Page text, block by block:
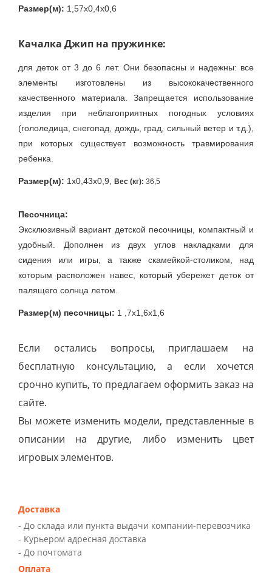
Размер(м): 1,57х0,4х0,6
Качалка Джип на пружинке:
для деток от 3 до 6 лет. Они безопасны и надежны: все
элементы изготовлены из высококачественного
качественного материала. Запрещается использование
изделия при неблагоприятных погодных условиях
(гололедица, снегопад, дождь, град, сильный ветер и т.д.),
при которых существует возможность травмирования
ребенка.
Размер(м): 1х0,43х0,9, Вес (кг): 36,5
Песочница:
Эксклюзивный вариант детской песочницы, компактный и
удобный. Дополнен из двух углов накладками для
сидения или игры, а также скамейкой-столиком, над
которым расположен навес, который убережет деток от
палящего солнца летом.
Размер(м) песочницы: 1 ,7х1,6х1,6
Если остались вопросы, приглашаем на
бесплатную консультацию, а если хочется
срочно купить, то предлагаем оформить заказ на
сайте.
Вы можете изменить модели, представленные в
описании на другие, либо изменить цвет
игровых элементов.
Доставка
- До склада или пункта выдачи компании-перевозчика
- Курьером адресная доставка
- До почтомата
Оплата